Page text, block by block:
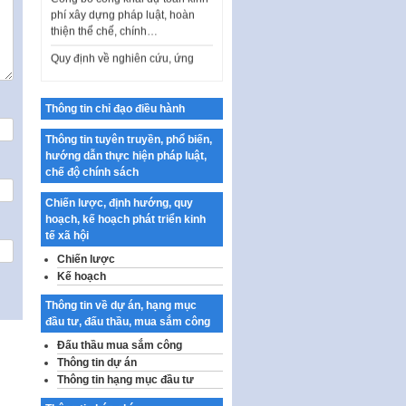
thiện thể chế, chính…
dụng khoa học, công nghệ, đổi
Quy định chi tiết và hướng dẫn
thi hành một số điều của Luật Lý
lịch tư…
Sửa đổi, bổ sung một số nội
dung tại Nghị quyết số 30/NQ-
CP ngày 24 tháng 02…
Ban hành Chương trình hành
động của Chính phủ thực hiện
Nghị quyết số 02-NQ/TW ngày
17…
THÔNG BÁO Tuyển dụng lao
động hợp đồng theo Nghị định
số 111/2022/NĐ-CP ngày
30/12/2022 của Chính…
Sửa đổi, bổ sung một số điều
Thông tin chỉ đạo điều hành
Thông tin tuyên truyền, phổ biến,
hướng dẫn thực hiện pháp luật,
chế độ chính sách
Chiến lược, định hướng, quy
hoạch, kế hoạch phát triển kinh
tế xã hội
Chiến lược
Kế hoạch
Thông tin về dự án, hạng mục
đầu tư, đấu thầu, mua sắm công
Đấu thầu mua sắm công
Thông tin dự án
Thông tin hạng mục đầu tư